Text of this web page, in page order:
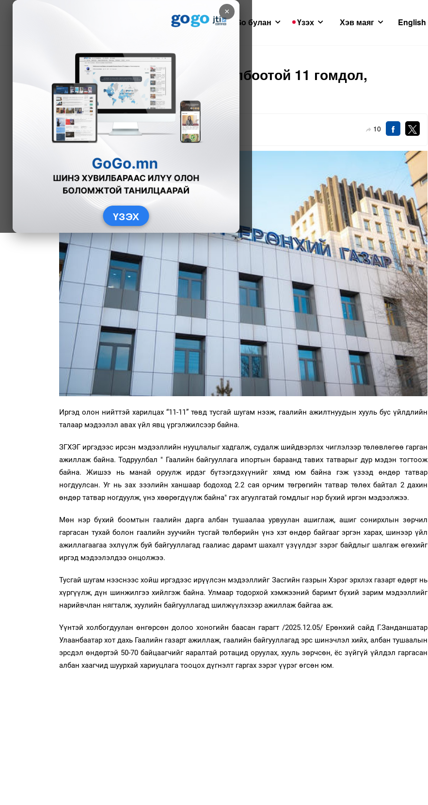
×
ҮЗЭХ
Мэдээ GoGo булан Үзэх Хэв маяг English
Гаалийн ажилтнуудтай холбоотой 11 гомдол,
мэдээлэл бүртгэгджээ
А.Анужин Нийгэм 2025-12-12 10
Иргэд олон нийттэй харилцах “11-11” төвд тусгай шугам нээж, гаалийн ажилтнуудын хууль бус үйлдлийн
талаар мэдээлэл авах үйл явц үргэлжилсээр байна.
ЗГХЭГ иргэдээс ирсэн мэдээллийн нууцлалыг хадгалж, судалж шийдвэрлэх чиглэлээр төлөвлөгөө гарган
ажиллаж байна. Тодруулбал " Гаалийн байгууллага ипортын бараанд тавих татварыг дур мэдэн тогтоож
байна. Жишээ нь манай оруулж ирдэг бүтээгдэхүүнийг хямд юм байна гэж үзээд өндөр татвар
ногдуулсан. Уг нь зах зээлийн ханшаар бодоход 2.2 сая орчим төгрөгийн татвар төлөх байтал 2 дахин
өндөр татвар ногдуулж, үнэ хөөрөгдүүлж байна" гэх агуулгатай гомдлыг нэр бүхий иргэн мэдээлжээ.
Мөн нэр бүхий боомтын гаалийн дарга албан тушаалаа урвуулан ашиглаж, ашиг сонирхлын зөрчил
гаргасан тухай болон гаалийн зуучийн тусгай төлбөрийн үнэ хэт өндөр байгааг эргэн харах, шинээр үйл
ажиллагаагаа эхлүүлж буй байгууллагад гаалиас дарамт шахалт үзүүлдэг зэрэг байдлыг шалгаж өгөхийг
иргэд мэдээлэлдээ онцолжээ.
Тусгай шугам нээснээс хойш иргэдээс ирүүлсэн мэдээллийг Засгийн газрын Хэрэг эрхлэх газарт өдөрт нь
хүргүүлж, дүн шинжилгээ хийлгэж байна. Улмаар тодорхой хэмжээний баримт бүхий зарим мэдээллийг
нарийвчлан нягталж, хуулийн байгууллагад шилжүүлэхээр ажиллаж байгаа аж.
Үүнтэй холбогдуулан өнгөрсөн долоо хоногийн баасан гарагт /2025.12.05/ Ерөнхий сайд Г.Занданшатар
Улаанбаатар хот дахь Гаалийн газарт ажиллаж, гаалийн байгууллагад эрс шинэчлэл хийх, албан тушаалын
эрсдэл өндөртэй 50-70 байцаагчийг яаралтай ротацид оруулах, хууль зөрчсөн, ёс зүйгүй үйлдэл гаргасан
албан хаагчид шуурхай хариуцлага тооцох дүгнэлт гаргах зэрэг үүрэг өгсөн юм.